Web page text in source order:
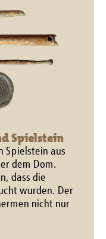
Spielstein
Spielstein aus
dem Dom.
dass die
wurden. Der
nicht nur